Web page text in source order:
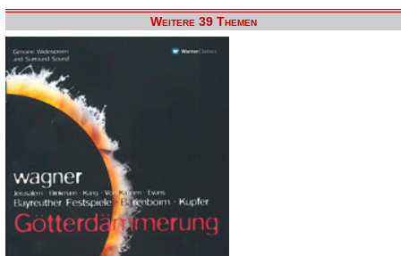
Weitere 39 Themen